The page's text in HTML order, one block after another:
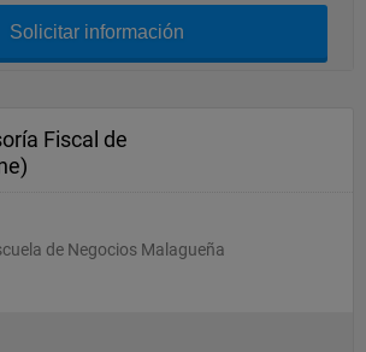
Solicitar información
Fiscal de
de Negocios Malagueña